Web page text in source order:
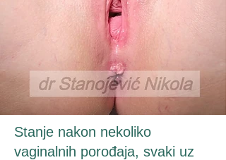
Stanje nakon nekoliko
vaginalnih porođaja, svaki uz